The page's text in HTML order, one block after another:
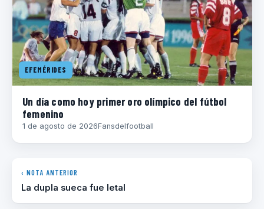
EFEMÉRIDES
Un día como hoy primer oro olímpico del fútbol
femenino
1 de agosto de 2026Fansdelfootball
‹ NOTA ANTERIOR
La dupla sueca fue letal